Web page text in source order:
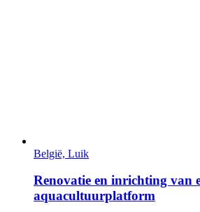
België, Luik
Renovatie en inrichting van
aquacultuurplatform